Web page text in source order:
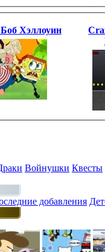
Хэллоуин
Войнушки Квесты
добавления